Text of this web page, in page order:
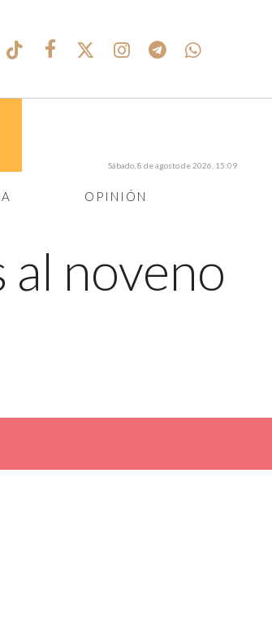
OPINIÓN
Sábado, 8 de agosto de 2026, 15:09
al noveno